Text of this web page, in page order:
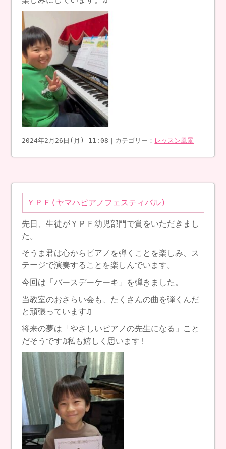
2024年2月26日(月) 11:08｜カテゴリー： レッスン風景
ＹＰＦ(ヤマハピアノフェスティバル)
先日、生徒がＹＰＦ幼児部門で賞をいただきまし
た。
そうま君は心からピアノを弾くことを楽しみ、ス
テージで演奏することを楽しんでいます。
今回は「バースデーケーキ」を弾きました。
当教室のおさらい会も、たくさんの曲を弾くんだ
と頑張っています♫
将来の夢は「やさしいピアノの先生になる」こと
だそうです♫私も嬉しく思います!